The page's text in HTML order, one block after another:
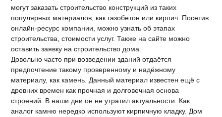
могут заказать строительство конструкций из таких
популярных материалов, как газобетон или кирпич. Посетив
онлайн-ресурс компании, можно узнать об этапах
строительства, стоимости услуг. Также на сайте можно
оставить заявку на строительство дома.
Довольно часто при возведении зданий отдаётся
предпочтение такому проверенному и надёжному
материалу, как камень. Данный материал известен ещё с
древних времен как прочная и долговечная основа
строений. В наши дни он не утратил актуальности. Как
аналог камню нередко используют кирпичную кладку. Дом